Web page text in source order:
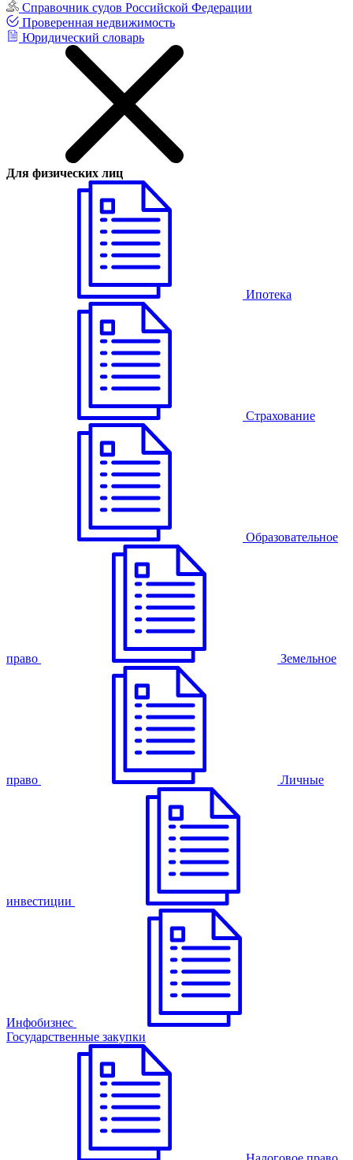
Справочник судов Российской Федерации
Проверенная недвижимость
Юридический словарь
Для физических лиц
Ипотека
Страхование
Образовательное
право Земельное
право Личные
инвестиции
Инфобизнес
Государственные закупки